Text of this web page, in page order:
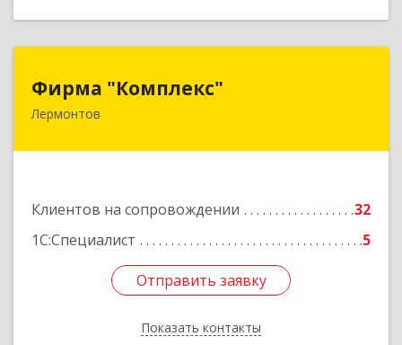
Фирма "Комплекс"
Лермонтов
Клиентов на сопровождении
32
1С:Специалист
5
Отправить заявку
Показать контакты
357348, Ставропольский край, Лермонтов г,
Отправить заявку
Назад